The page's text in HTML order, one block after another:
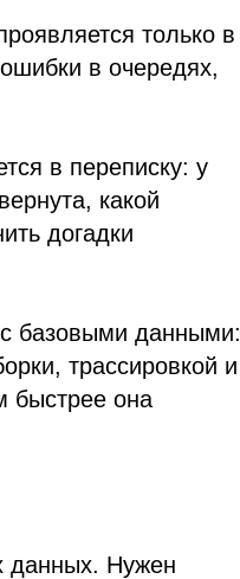
только в
в очередях,
в переписку: у
какой
догадки
с базовыми данными:
трассировкой и
быстрее она
данных. Нужен